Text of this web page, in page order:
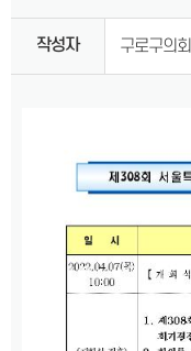
작성자 구로구의회